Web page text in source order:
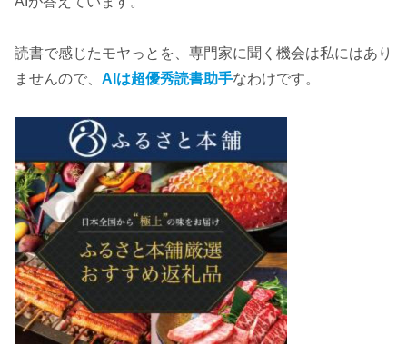
読書で感じたモヤっとを、専門家に聞く機会は私にはあり
ませんので、 AIは超優秀読書助手なわけです。